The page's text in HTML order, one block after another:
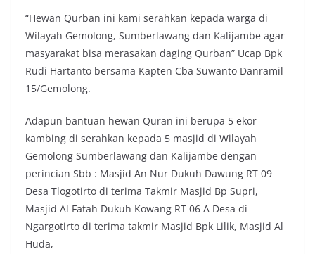
“Hewan Qurban ini kami serahkan kepada warga di
Wilayah Gemolong, Sumberlawang dan Kalijambe agar
masyarakat bisa merasakan daging Qurban” Ucap Bpk
Rudi Hartanto bersama Kapten Cba Suwanto Danramil
15/Gemolong.
Adapun bantuan hewan Quran ini berupa 5 ekor
kambing di serahkan kepada 5 masjid di Wilayah
Gemolong Sumberlawang dan Kalijambe dengan
perincian Sbb : Masjid An Nur Dukuh Dawung RT 09
Desa Tlogotirto di terima Takmir Masjid Bp Supri,
Masjid Al Fatah Dukuh Kowang RT 06 A Desa di
Ngargotirto di terima takmir Masjid Bpk Lilik, Masjid Al
Huda,